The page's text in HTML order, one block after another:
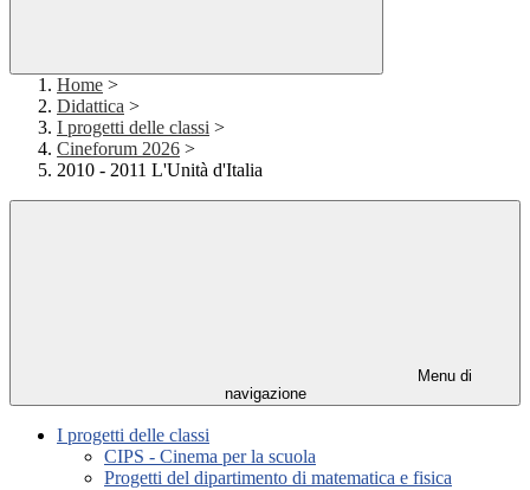
Home >
Didattica >
I progetti delle classi >
Cineforum 2026 >
2010 - 2011 L'Unità d'Italia
Menu di
navigazione
I progetti delle classi
CIPS - Cinema per la scuola
Progetti del dipartimento di matematica e fisica